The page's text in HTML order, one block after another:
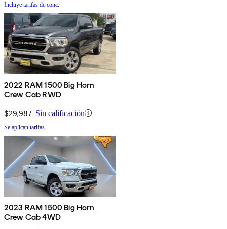
Incluye tarifas de conc.
2022 RAM 1500 Big Horn
Crew Cab RWD
$29,987 Sin calificación
Se aplican tarifas
2023 RAM 1500 Big Horn
Crew Cab 4WD